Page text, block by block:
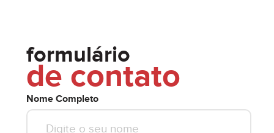
formulário
de contato
Nome Completo